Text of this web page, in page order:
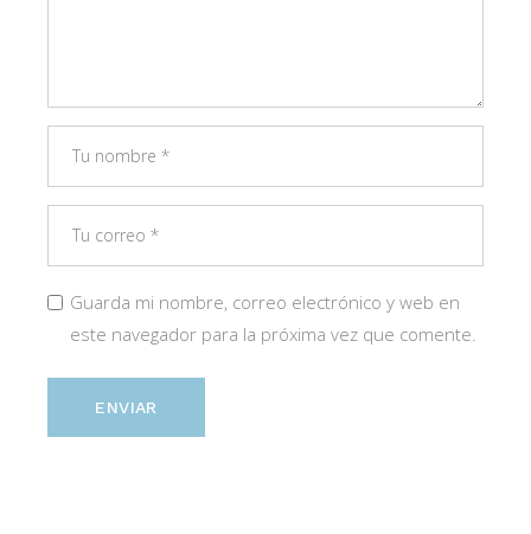
Guarda mi nombre, correo electrónico y web en
este navegador para la próxima vez que comente.
ENVIAR